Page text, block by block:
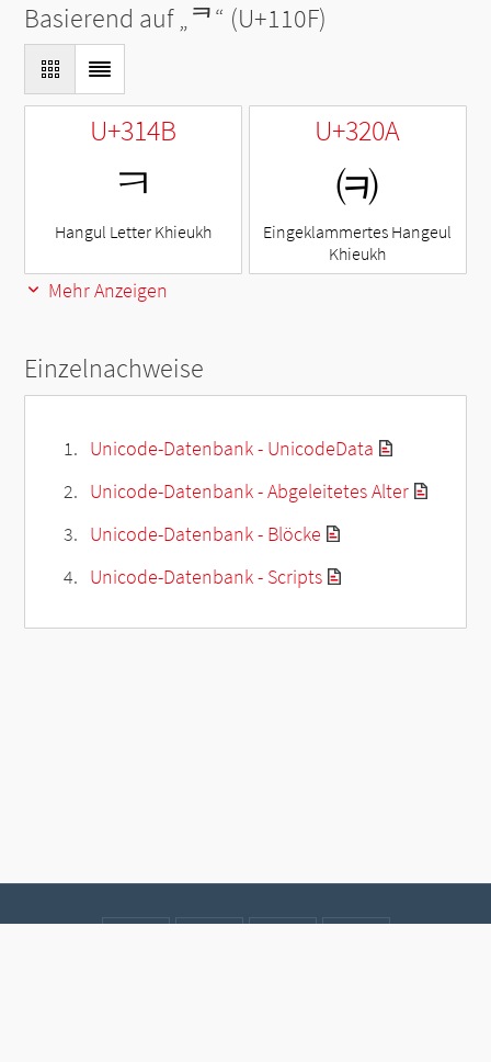
Basierend auf „ᄏ“ (U+110F)
U+314B
ㅋ
Hangul Letter Khieukh
U+320A
㈊
Eingeklammertes Hangeul
Khieukh
Mehr Anzeigen
Einzelnachweise
Unicode-Datenbank - UnicodeData
Unicode-Datenbank - Abgeleitetes Alter
Unicode-Datenbank - Blöcke
Unicode-Datenbank - Scripts